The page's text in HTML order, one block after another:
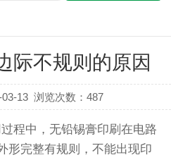
际不规则的原因
13 浏览次数：487
中，无铅锡膏印刷在电路
形完整有规则，不能出现印